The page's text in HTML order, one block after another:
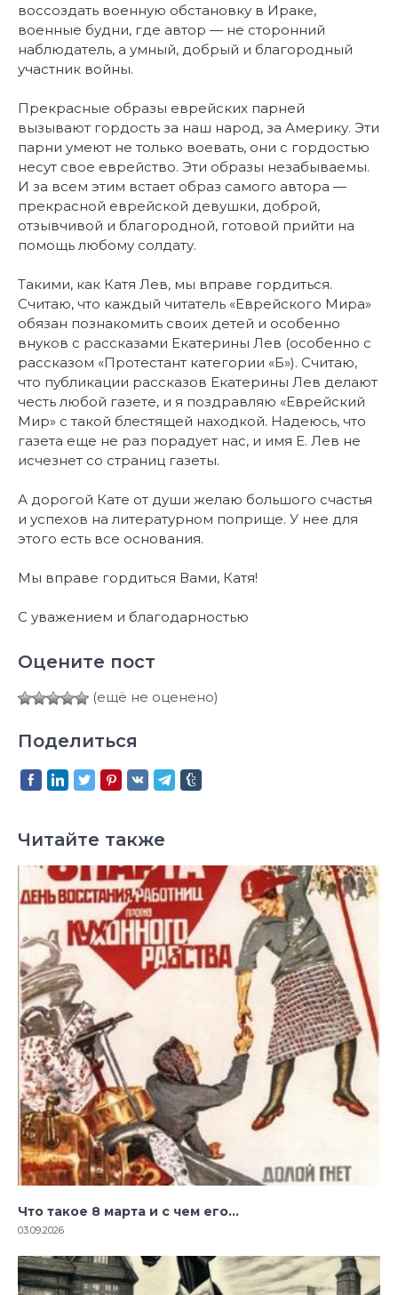
воссоздать военную обстановку в Ираке,
военные будни, где автор — не сторонний
наблюдатель, а умный, добрый и благородный
участник войны.
Прекрасные образы еврейских парней
вызывают гордость за наш народ, за Америку. Эти
парни умеют не только воевать, они с гордостью
несут свое еврейство. Эти образы незабываемы.
И за всем этим встает образ самого автора —
прекрасной еврейской девушки, доброй,
отзывчивой и благородной, готовой прийти на
помощь любому солдату.
Такими, как Катя Лев, мы вправе гордиться.
Считаю, что каждый читатель «Еврейского Мира»
обязан познакомить своих детей и особенно
внуков с рассказами Екатерины Лев (особенно с
рассказом «Протестант категории «Б»). Считаю,
что публикации рассказов Екатерины Лев делают
честь любой газете, и я поздравляю «Еврейский
Мир» с такой блестящей находкой. Надеюсь, что
газета еще не раз порадует нас, и имя Е. Лев не
исчезнет со страниц газеты.
А дорогой Кате от души желаю большого счастья
и успехов на литературном поприще. У нее для
этого есть все основания.
Мы вправе гордиться Вами, Катя!
С уважением и благодарностью
Оцените пост
(ещё не оценено)
Поделиться
Читайте также
Что такое 8 марта и с чем его…
03.09.2026